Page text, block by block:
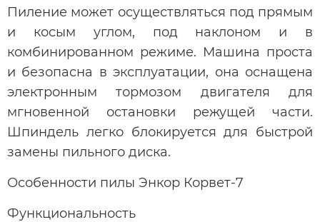
Пиление может осуществляться под прямым
и косым углом, под наклоном и в
комбинированном режиме. Машина проста
и безопасна в эксплуатации, она оснащена
электронным тормозом двигателя для
мгновенной остановки режущей части.
Шпиндель легко блокируется для быстрой
замены пильного диска.
Особенности пилы Энкор Корвет-7
Функциональность